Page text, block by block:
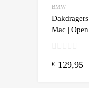
BMW
Mac |
€ 129,95